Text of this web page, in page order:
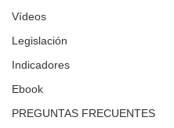
Vídeos
Legislación
Indicadores
Ebook
PREGUNTAS FRECUENTES